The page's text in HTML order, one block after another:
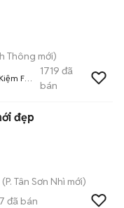
Thông mới)
F3
1719 đã
bán
đẹp
(P. Tân Sơn Nhì mới)
7 đã bán